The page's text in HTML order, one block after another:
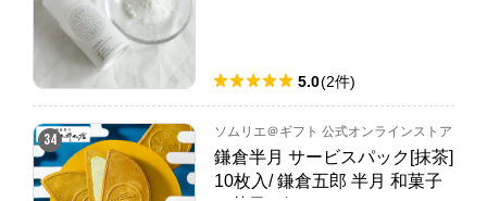
5.0(2件)
34 ソムリエ＠ギフト 公式オンラインストア
鎌倉半月 サービスパック[抹茶]
10枚入/ 鎌倉五郎 半月 和菓子